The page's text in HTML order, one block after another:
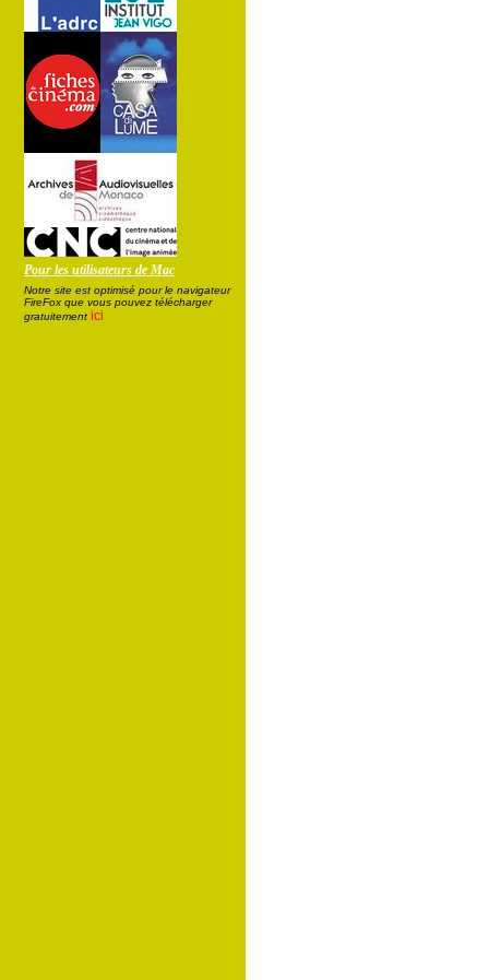
Pour les utilisateurs de Mac
Notre site est optimisé pour le navigateur
FireFox que vous pouvez télécharger
gratuitement ici